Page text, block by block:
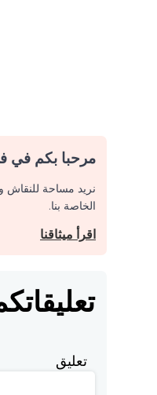
مرحبا بكم في
نريد مساحة للنقاش
الخاصة بنا.
اقرأ ميثاقنا
تعليق